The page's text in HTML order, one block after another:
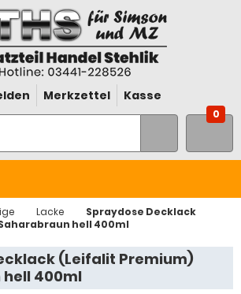
Merkzettel Kasse
0
Lacke
Spraydose Decklack
hell 400ml
(Leifalit Premium)
400ml